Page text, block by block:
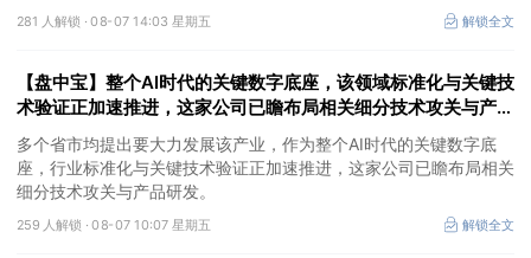
281 人解锁 ·08-07 14:03 星期五 解锁全文
【盘中宝】整个AI时代的关键数字底座，该领域标准化与关键技
术验证正加速推进，这家公司已瞻布局相关细分技术攻关与产品
研发
多个省市均提出要大力发展该产业，作为整个AI时代的关键数字底
座，行业标准化与关键技术验证正加速推进，这家公司已瞻布局相关
细分技术攻关与产品研发。
259 人解锁 ·08-07 10:07 星期五 解锁全文